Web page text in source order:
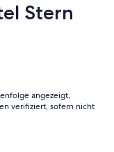
Stern
angezeigt,
verifiziert, sofern nicht